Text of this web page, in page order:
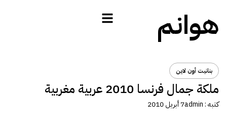
هوانم
بنانيت أون لاين
ملكة جمال فرنسا 2010 عربية مغربية
كتبه :admin7 أبريل 2010